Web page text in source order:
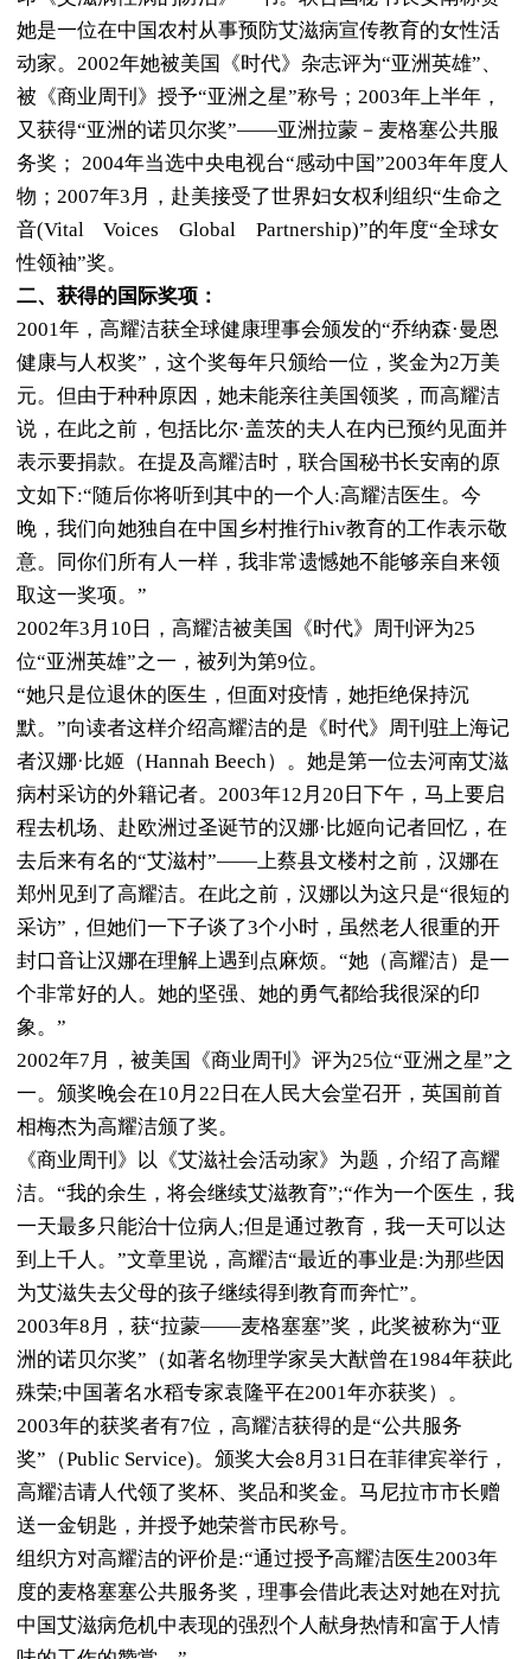
她是一位在中国农村从事预防艾滋病宣传教育的女性活
动家。2002年她被美国《时代》杂志评为“亚洲英雄”、
被《商业周刊》授予“亚洲之星”称号；2003年上半年，
又获得“亚洲的诺贝尔奖”——亚洲拉蒙－麦格塞公共服
务奖； 2004年当选中央电视台“感动中国”2003年年度人
物；2007年3月，赴美接受了世界妇女权利组织“生命之
音(Vital Voices Global Partnership)”的年度“全球女
性领袖”奖。
二、获得的国际奖项：
2001年，高耀洁获全球健康理事会颁发的“乔纳森·曼恩
健康与人权奖”，这个奖每年只颁给一位，奖金为2万美
元。但由于种种原因，她未能亲往美国领奖，而高耀洁
说，在此之前，包括比尔·盖茨的夫人在内已预约见面并
表示要捐款。在提及高耀洁时，联合国秘书长安南的原
文如下:“随后你将听到其中的一个人:高耀洁医生。今
晚，我们向她独自在中国乡村推行hiv教育的工作表示敬
意。同你们所有人一样，我非常遗憾她不能够亲自来领
取这一奖项。”
2002年3月10日，高耀洁被美国《时代》周刊评为25
位“亚洲英雄”之一，被列为第9位。
“她只是位退休的医生，但面对疫情，她拒绝保持沉
默。”向读者这样介绍高耀洁的是《时代》周刊驻上海记
者汉娜·比姬（Hannah Beech）。她是第一位去河南艾滋
病村采访的外籍记者。2003年12月20日下午，马上要启
程去机场、赴欧洲过圣诞节的汉娜·比姬向记者回忆，在
去后来有名的“艾滋村”——上蔡县文楼村之前，汉娜在
郑州见到了高耀洁。在此之前，汉娜以为这只是“很短的
采访”，但她们一下子谈了3个小时，虽然老人很重的开
封口音让汉娜在理解上遇到点麻烦。“她（高耀洁）是一
个非常好的人。她的坚强、她的勇气都给我很深的印
象。”
2002年7月，被美国《商业周刊》评为25位“亚洲之星”之
一。颁奖晚会在10月22日在人民大会堂召开，英国前首
相梅杰为高耀洁颁了奖。
《商业周刊》以《艾滋社会活动家》为题，介绍了高耀
洁。“我的余生，将会继续艾滋教育”;“作为一个医生，我
一天最多只能治十位病人;但是通过教育，我一天可以达
到上千人。”文章里说，高耀洁“最近的事业是:为那些因
为艾滋失去父母的孩子继续得到教育而奔忙”。
2003年8月，获“拉蒙——麦格塞塞”奖，此奖被称为“亚
洲的诺贝尔奖”（如著名物理学家吴大猷曾在1984年获此
殊荣;中国著名水稻专家袁隆平在2001年亦获奖）。
2003年的获奖者有7位，高耀洁获得的是“公共服务
奖”（Public Service)。颁奖大会8月31日在菲律宾举行，
高耀洁请人代领了奖杯、奖品和奖金。马尼拉市市长赠
送一金钥匙，并授予她荣誉市民称号。
组织方对高耀洁的评价是:“通过授予高耀洁医生2003年
度的麦格塞塞公共服务奖，理事会借此表达对她在对抗
中国艾滋病危机中表现的强烈个人献身热情和富于人情